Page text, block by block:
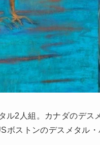
2人組。カナダのデス
ボストンのデスメタル